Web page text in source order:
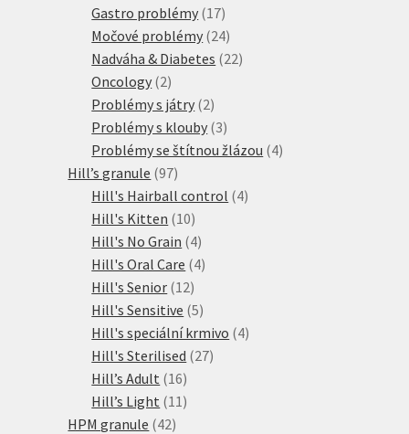
produktů
Gastro problémy 1717
produktů
Močové problémy 2424
produktů
Nadváha & Diabetes 2222
Oncology 22
produkty
Problémy s játry 22
produkty
Problémy s klouby 33
produkty
Problémy se štítnou žlázou 44
Hill’s granule 9797
produktů
Hill's Hairball control 44
Hill's Kitten 1010
produktů
Hill's No Grain 44
produkty
Hill's Oral Care 44
Hill's Senior 1212
produktů
Hill's Sensitive 55
produktů
Hill's speciální krmivo 44
Hill's Sterilised 2727
Hill’s Adult 1616
produktů
Hill’s Light 11 11
HPM granule 4242